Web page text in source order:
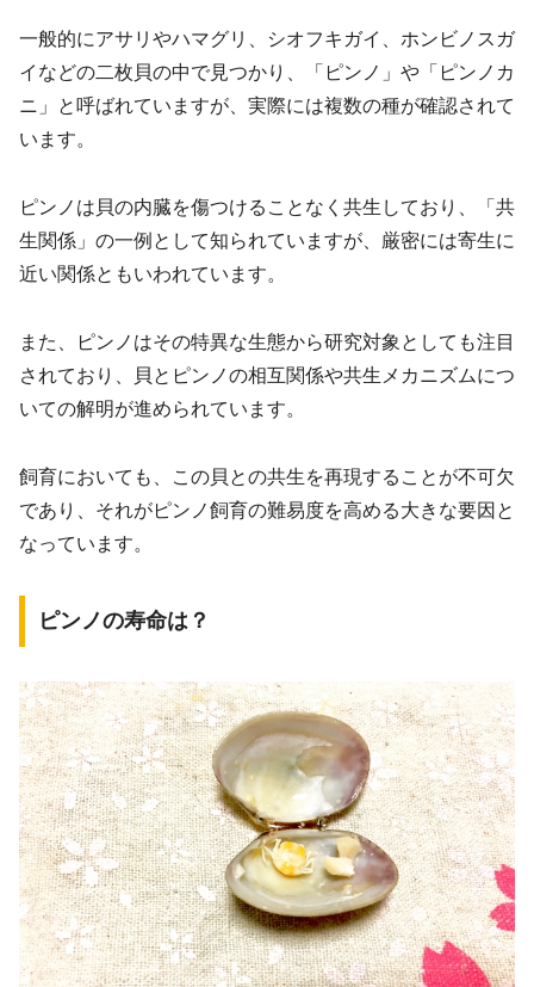
一般的にアサリやハマグリ、シオフキガイ、ホンビノスガ
イなどの二枚貝の中で見つかり、「ピンノ」や「ピンノカ
ニ」と呼ばれていますが、実際には複数の種が確認されて
います。
ピンノは貝の内臓を傷つけることなく共生しており、「共
生関係」の一例として知られていますが、厳密には寄生に
近い関係ともいわれています。
また、ピンノはその特異な生態から研究対象としても注目
されており、貝とピンノの相互関係や共生メカニズムにつ
いての解明が進められています。
飼育においても、この貝との共生を再現することが不可欠
であり、それがピンノ飼育の難易度を高める大きな要因と
なっています。
ピンノの寿命は？